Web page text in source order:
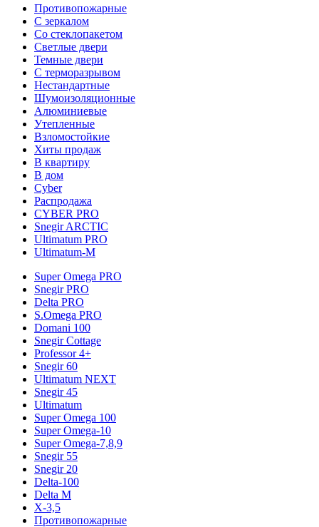
Противопожарные
С зеркалом
Со стеклопакетом
Светлые двери
Темные двери
С терморазрывом
Нестандартные
Шумоизоляционные
Алюминиевые
Утепленные
Взломостойкие
Хиты продаж
В квартиру
В дом
Cyber
Распродажа
CYBER PRO
Snegir ARCTIC
Ultimatum PRO
Ultimatum-M
Super Omega PRO
Snegir PRO
Delta PRO
S.Omega PRO
Domani 100
Snegir Cottage
Professor 4+
Snegir 60
Ultimatum NEXT
Snegir 45
Ultimatum
Super Omega 100
Super Omega-10
Super Omega-7,8,9
Snegir 55
Snegir 20
Delta-100
Delta M
X-3,5
Противопожарные